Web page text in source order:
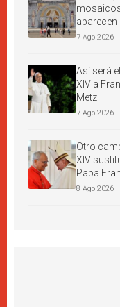
aparecen
7 Ago 2026
Así será
XIV a
Metz
7 Ago 2026
Otro
XIV
Papa
8 Ago 2026